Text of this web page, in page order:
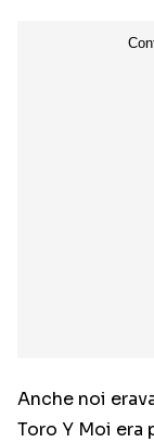
Anche noi
Toro Y Moi